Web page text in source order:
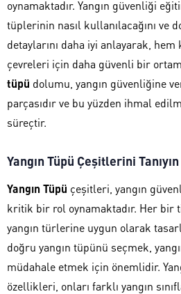
oynamaktadır. Yangın güvenliği
tüplerinin nasıl kullanılacağını ve
detaylarını daha iyi anlayarak,
çevreleri için daha güvenli bir
tüpü dolumu, yangın güvenliğine
parçasıdır ve bu yüzden ihmal
süreçtir.
Yangın Tüpü Çeşitlerini Tanıyın
Yangın Tüpü çeşitleri, yangın
kritik bir rol oynamaktadır. Her bir
yangın türlerine uygun olarak
doğru yangın tüpünü seçmek,
müdahale etmek için önemlidir.
özellikleri, onları farklı yangın